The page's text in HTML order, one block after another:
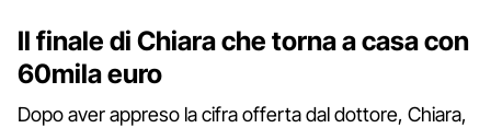
Il finale di Chiara che torna a casa con
60mila euro
Dopo aver appreso la cifra offerta dal dottore, Chiara,